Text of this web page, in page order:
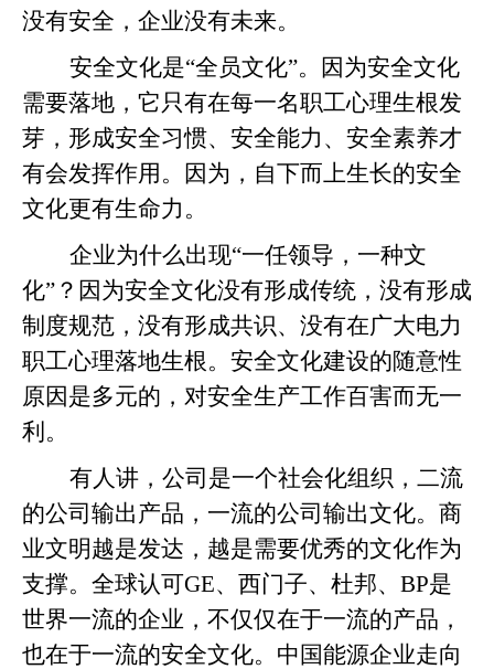
没有安全，企业没有未来。
安全文化是“全员文化”。因为安全文化
需要落地，它只有在每一名职工心理生根发
芽，形成安全习惯、安全能力、安全素养才
有会发挥作用。因为，自下而上生长的安全
文化更有生命力。
企业为什么出现“一任领导，一种文
化”？因为安全文化没有形成传统，没有形成
制度规范，没有形成共识、没有在广大电力
职工心理落地生根。安全文化建设的随意性
原因是多元的，对安全生产工作百害而无一
利。
有人讲，公司是一个社会化组织，二流
的公司输出产品，一流的公司输出文化。商
业文明越是发达，越是需要优秀的文化作为
支撑。全球认可GE、西门子、杜邦、BP是
世界一流的企业，不仅仅在于一流的产品，
也在于一流的安全文化。中国能源企业走向